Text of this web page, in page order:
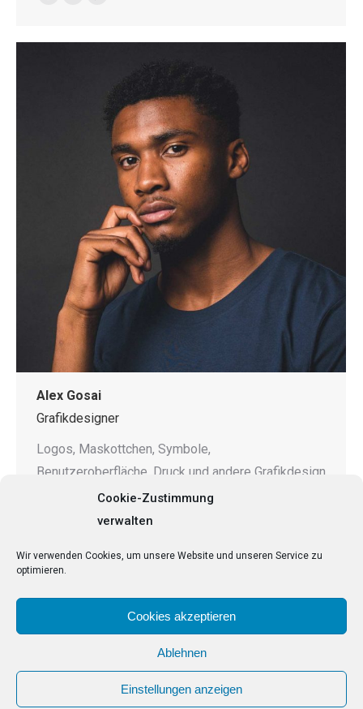
Cookie-Zustimmung
verwalten
Wir verwenden Cookies, um unsere Website und unseren Service zu
optimieren.
Cookies akzeptieren
Ablehnen
Einstellungen anzeigen
Facebook
YouTubePinterest
Alex Gosai
Grafikdesigner
Logos, Maskottchen, Symbole,
Benutzeroberfläche, Druck und andere Grafikdesign
gemäß Anforderungen. Kernkompetenz liegt in
Vektorgrafiken und einzigartigen Designs.
Facebook
PinterestInstagram
© 2020 All rights reserved by e-commerce-agentur.de